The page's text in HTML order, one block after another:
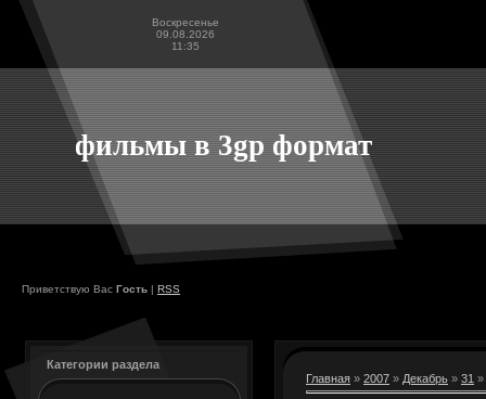
Воскресенье
09.08.2026
11:35
фильмы в 3gp формат
Приветствую Вас Гость | RSS
Категории раздела
Главная » 2007 » Декабрь » 31 »